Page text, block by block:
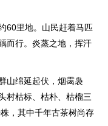
60里地。山民赶着马匹
而行。炎蒸之地，挥汗
山绵延起伏，烟霭袅
村枯标、枯朴、枯榴三
，其中千年古茶树尚存